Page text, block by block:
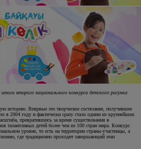
второго национального конкурса детского рисунка
историю. Впервые это творческое состязание, получившее
в 2004 году и фактически сразу стало одним из крупнейших
превратившись за время существования в
талантливых детей более чем из 100 стран мира. Конкурс
уровне, то есть на территории страны-участницы, а
где традиционно проходит завершающий этап